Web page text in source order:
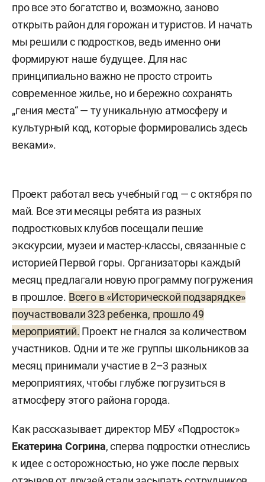
про все это богатство и, возможно, заново
открыть район для горожан и туристов. И начать
мы решили с подростков, ведь именно они
формируют наше будущее. Для нас
принципиально важно не просто строить
современное жилье, но и бережно сохранять
„гения места“ — ту уникальную атмосферу и
культурный код, которые формировались здесь
веками».
Проект работал весь учебный год — с октября по
май. Все эти месяцы ребята из разных
подростковых клубов посещали пешие
экскурсии, музеи и мастер-классы, связанные с
историей Первой горы. Организаторы каждый
месяц предлагали новую программу погружения
в прошлое. Всего в «Исторической подзарядке»
поучаствовали 323 ребенка, прошло 49
мероприятий. Проект не гнался за количеством
участников. Одни и те же группы школьников за
месяц принимали участие в 2–3 разных
мероприятиях, чтобы глубже погрузиться в
атмосферу этого района города.
Как рассказывает директор МБУ «Подросток»
Екатерина Согрина, сперва подростки отнеслись
к идее с осторожностью, но уже после первых